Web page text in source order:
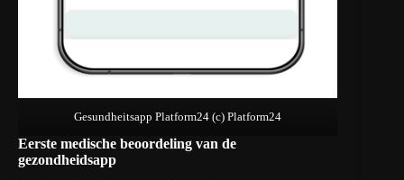
Gesundheitsapp Platform24 (c) Platform24
Eerste medische beoordeling van de
gezondheidsapp